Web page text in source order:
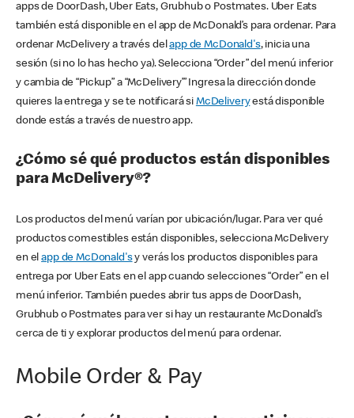
apps de DoorDash, Uber Eats, Grubhub o Postmates. Uber Eats
también está disponible en el app de McDonald’s para ordenar. Para
ordenar McDelivery a través delapp de McDonald's, inicia una
sesión (si no lo has hecho ya). Selecciona “Order” del menú inferior
y cambia de “Pickup” a “McDelivery’” Ingresa la dirección donde
quieres la entrega y se te notificará si McDeliveryestá disponible
donde estás a través de nuestro app.
¿Cómo sé qué productos están disponibles
para McDelivery®?
Los productos del menú varían por ubicación/lugar. Para ver qué
productos comestibles están disponibles, selecciona McDelivery
en elapp de McDonald'sy verás los productos disponibles para
entrega por Uber Eats en el app cuando selecciones “Order” en el
menú inferior. También puedes abrir tus apps de DoorDash,
Grubhub o Postmates para ver si hay un restaurante McDonald’s
cerca de ti y explorar productos del menú para ordenar.
Mobile Order & Pay